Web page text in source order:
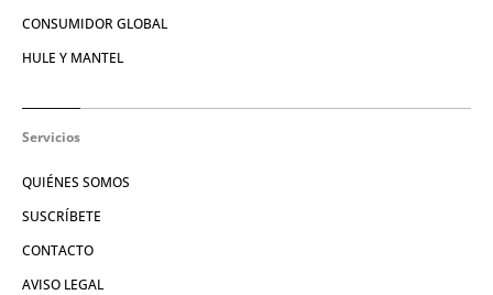
CONSUMIDOR GLOBAL
HULE Y MANTEL
Servicios
QUIÉNES SOMOS
SUSCRÍBETE
CONTACTO
AVISO LEGAL